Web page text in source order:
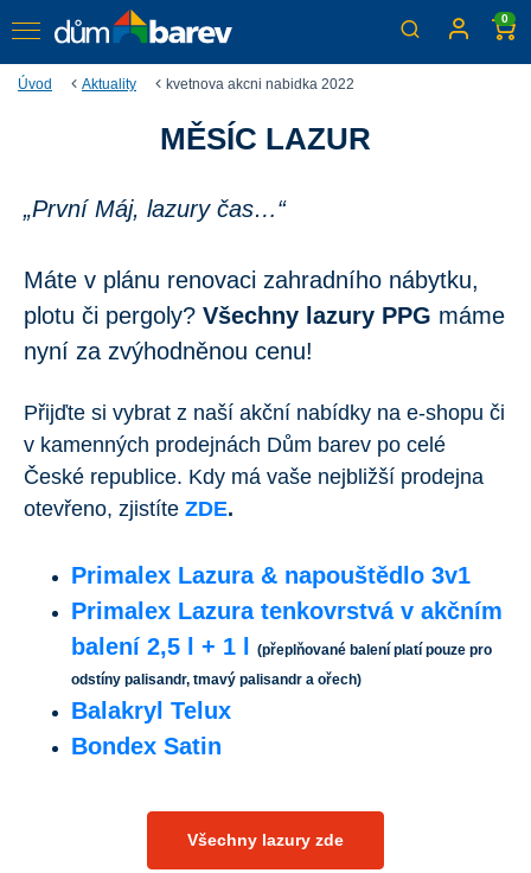
0
Úvod Aktuality kvetnova akcni nabidka 2022
Měsíc lazur
ČR
MĚSÍC LAZUR
„První Máj, lazury čas…“
Máte v plánu renovaci zahradního nábytku,
plotu či pergoly? Všechny lazury PPG máme
nyní za zvýhodněnou cenu!
Přijďte si vybrat z naší akční nabídky na e-shopu či
v kamenných prodejnách Dům barev po celé
České republice. Kdy má vaše nejbližší prodejna
otevřeno, zjistíte ZDE.
Primalex Lazura & napouštědlo 3v1
Primalex Lazura tenkovrstvá v akčním
balení 2,5 l + 1 l
(přeplňované balení platí pouze pro
odstíny palisandr, tmavý palisandr a ořech)
Balakryl Telux
Bondex Satin
Všechny lazury zde